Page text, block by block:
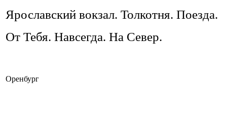
Ярославский вокзал. Толкотня. Поезда.
От Тебя. Навсегда. На Север.
Оренбург